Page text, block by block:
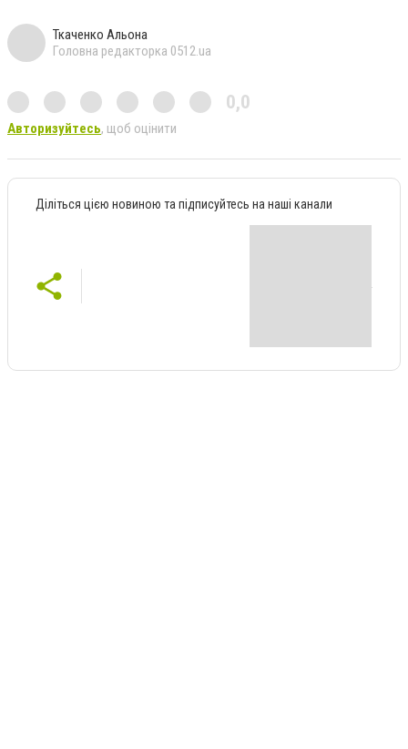
Ткаченко Альона
Головна редакторка 0512.ua
0,0
Авторизуйтесь, щоб оцінити
Діліться цією новиною та підписуйтесь на наші канали